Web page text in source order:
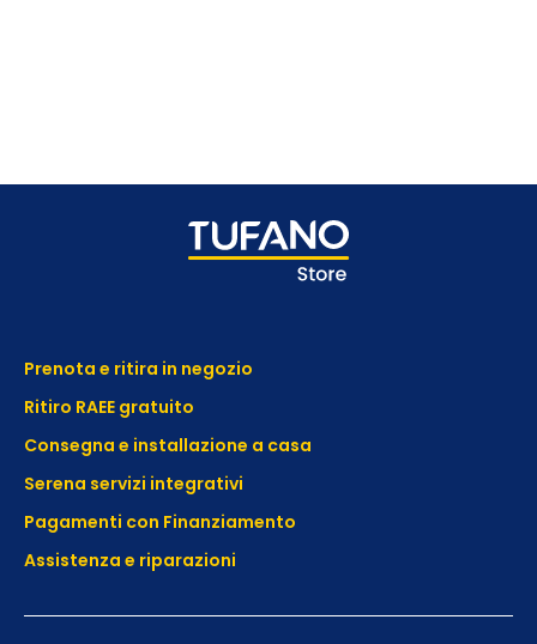
Prenota e ritira in negozio
Ritiro RAEE gratuito
Consegna e installazione a casa
Serena servizi integrativi
Pagamenti con Finanziamento
Assistenza e riparazioni